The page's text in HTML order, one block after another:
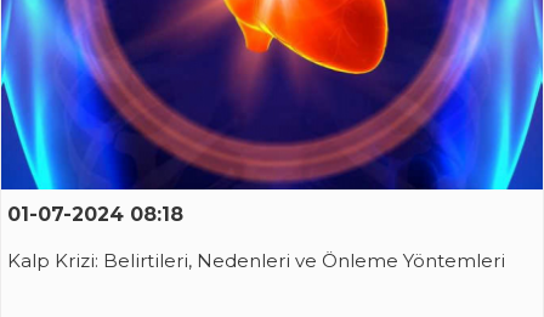
01-07-2024 08:18
Kalp Krizi: Belirtileri, Nedenleri ve Önleme Yöntemleri